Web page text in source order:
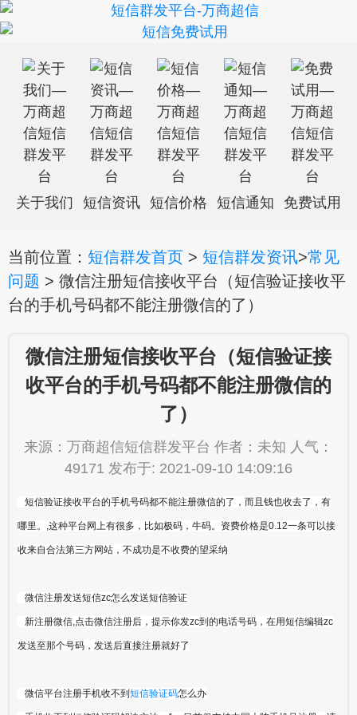
关于我们 短信资讯 短信价格 短信通知 免费试用
当前位置： 短信群发首页 > 短信群发资讯>常见
问题 > 微信注册短信接收平台（短信验证接收平
台的手机号码都不能注册微信的了）
微信注册短信接收平台（短信验证接
收平台的手机号码都不能注册微信的
了）
来源：万商超信短信群发平台 作者：未知 人气：
49171 发布于: 2021-09-10 14:09:16
短信验证接收平台的手机号码都不能注册微信的了，而且钱也收去了，有
哪里。,这种平台网上有很多，比如极码，牛码。资费价格是0.12一条可以接
收来自合法第三方网站，不成功是不收费的望采纳
微信注册发送短信zc怎么发送短信验证
新注册微信,点击微信注册后，提示你发zc到的电话号码，在用短信编辑zc
发送至那个号码，发送后直接注册就好了
微信平台注册手机收不到短信验证码怎么办